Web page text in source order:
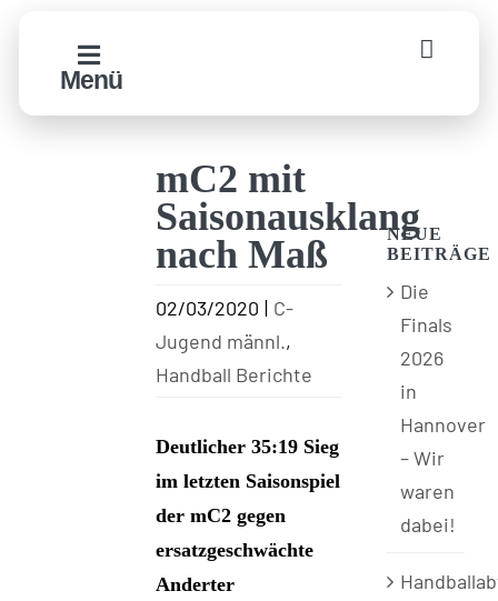
springenMenü
mC2 mit
Saisonausklang
nach Maß
02/03/2020 | C-
Jugend männl.,
Handball Berichte
Deutlicher 35:19 Sieg
im letzten Saisonspiel
der mC2 gegen
ersatzgeschwächte
Anderter
NEUE
BEITRÄGE
Die
Finals
2026
in
Hannover
– Wir
waren
dabei!